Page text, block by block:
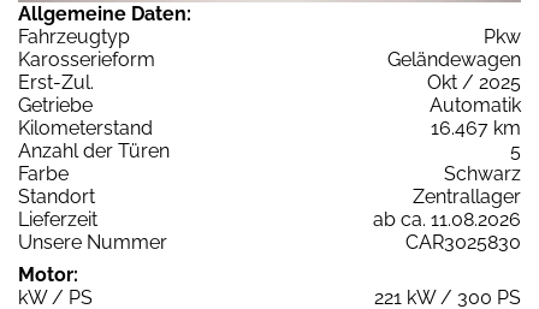
Allgemeine Daten:
Fahrzeugtyp
Pkw
Karosserieform
Geländewagen
Erst-Zul.
Okt / 2025
Getriebe
Automatik
Kilometerstand
16.467 km
Anzahl der Türen
5
Farbe
Schwarz
Standort
Zentrallager
Lieferzeit
ab ca. 11.08.2026
Unsere Nummer
CAR3025830
Motor:
kW / PS
221 kW / 300 PS